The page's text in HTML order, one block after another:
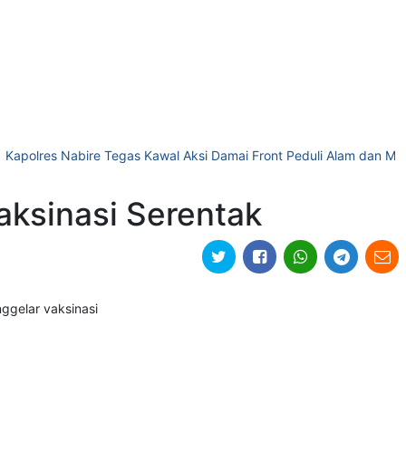
Nabire Tegas Kawal Aksi Damai Front Peduli Alam dan Manusia
Serentak
vaksinasi